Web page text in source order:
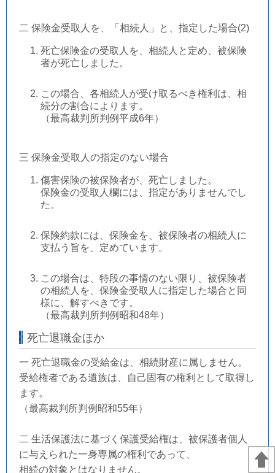
二 保険金受取人を、「相続人」と、指定した場合(2)
死亡保険金の受取人を、相続人と定め、被保険
者が死亡しました。
この場合、各相続人が受け取るべき権利は、相
続分の割合によります。
（最高裁判所判例平成6年）
三 保険金受取人の指定のない場合
傷害保険の被保険者が、死亡しました。
保険金の受取人欄には、指定がありませんでし
た。
保険約款には、保険金を、被保険者の相続人に
支払う旨を、定めています。
この場合は、特段の事情のない限り、被保険者
の相続人を、保険金受取人に指定した場合と同
様に、解すべきです。
（最高裁判所判例昭和48年）
死亡退職金ほか
一 死亡退職金の受給金は、相続財産に属しません。
受給権者である遺族は、自己固有の権利として取得し
ます。
（最高裁判所判例昭和55年）
二 生活保護法に基づく保護受給権は、被保護者個人
に与えられた一身専属の権利であって、
相続の対象とはなりません。